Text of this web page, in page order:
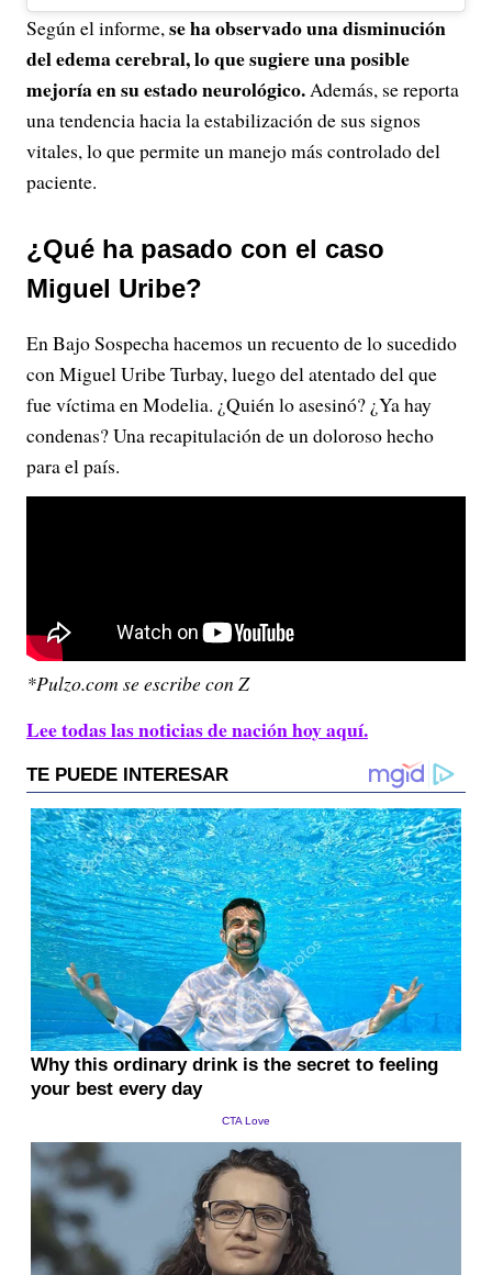
Según el informe,se ha observado una disminución
del edema cerebral, lo que sugiere una posible
mejoría en su estado neurológico.Además, se reporta
una tendencia hacia la estabilización de sus signos
vitales, lo que permite un manejo más controlado del
paciente.
¿Qué ha pasado con el caso
Miguel Uribe?
En Bajo Sospecha hacemos un recuento de lo sucedido
con Miguel Uribe Turbay, luego del atentado del que
fue víctima en Modelia. ¿Quién lo asesinó? ¿Ya hay
condenas? Una recapitulación de un doloroso hecho
para el país.
*Pulzo.com se escribe con Z
Lee todas las noticias de nación hoy aquí.